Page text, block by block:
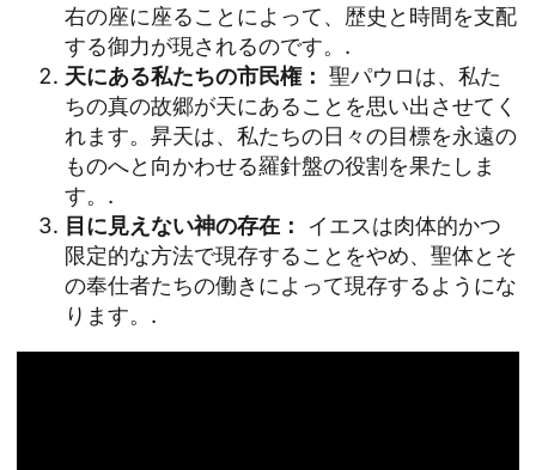
右の座に座ることによって、歴史と時間を支配
する御力が現されるのです。.
天にある私たちの市民権： 聖パウロは、私た
ちの真の故郷が天にあることを思い出させてく
れます。昇天は、私たちの日々の目標を永遠の
ものへと向かわせる羅針盤の役割を果たしま
す。.
目に見えない神の存在：
イエスは肉体的かつ
限定的な方法で現存することをやめ、聖体とそ
の奉仕者たちの働きによって現存するようにな
ります。.